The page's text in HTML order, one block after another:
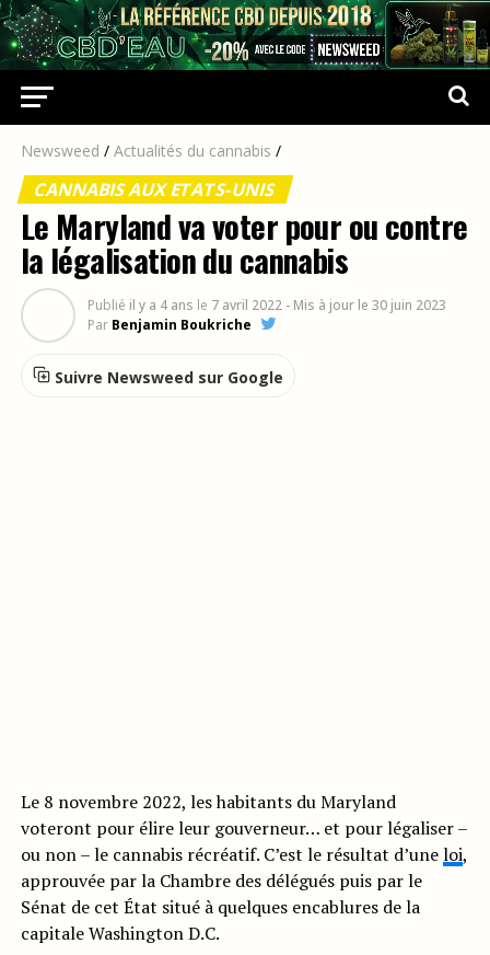
Newsweed / Actualités du cannabis /
CANNABIS AUX ETATS-UNIS
Le Maryland va voter pour ou contre
la légalisation du cannabis
Publié il y a 4 ans le 7 avril 2022 - Mis à jour le 30 juin 2023
Par Benjamin Boukriche
Suivre Newsweed sur Google
Le 8 novembre 2022, les habitants du Maryland
voteront pour élire leur gouverneur… et pour légaliser –
ou non – le cannabis récréatif. C’est le résultat d’uneloi,
approuvée par la Chambre des délégués puis par le
Sénat de cet État situé à quelques encablures de la
capitale Washington D.C.